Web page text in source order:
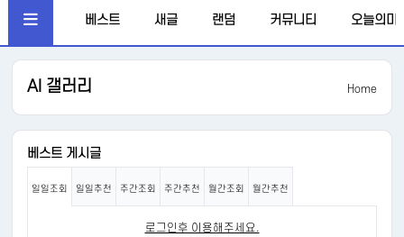
베스트 새글 랜덤 커뮤니티 오늘의미
AI 갤러리 Home
베스트 게시글
일일조회 일일추천 주간조회 주간추천 월간조회 월간추천
로그인후 이용해주세요.